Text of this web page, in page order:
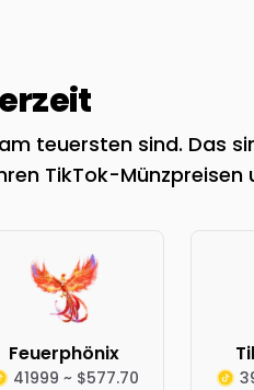
teuersten sind. Das
TikTok-
Feuerphönix
41999 ~ $577.70